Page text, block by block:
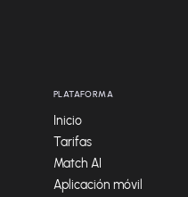
PLATAFORMA
Inicio
Tarifas
Match AI
Aplicación móvil